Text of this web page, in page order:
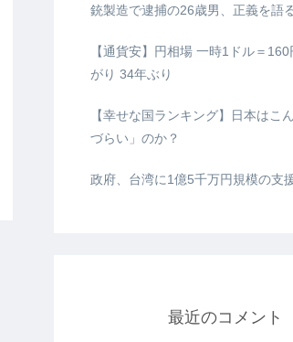
銃製造で逮捕の26歳男、正義を語
【通貨安】円相場 一時1ドル＝
がり 34年ぶり
【幸せな国ランキング】日本はこ
づらい」のか？
政府、台湾に1億5千万円規模の支
最近のコメント